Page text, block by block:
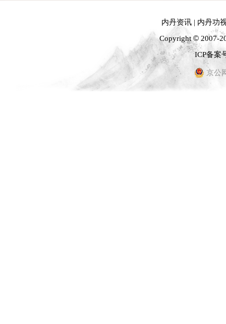
内丹资讯 | 内丹功
Copyright© 2007-
ICP备案
京公